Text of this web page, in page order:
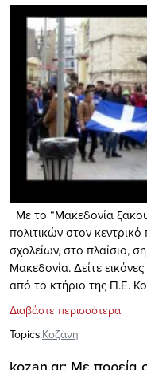
Με το “Μακεδονία
πολιτικών στον
σχολείων, στο πλαίσιο,
Μακεδονία. Δείτε
από το κτήριο της Π.Ε.
Διαβάστε περισσότερα
Topics:Κοζάνη